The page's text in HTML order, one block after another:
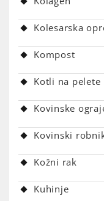
Kolesarska
Kompost
Kotli na pelete
Kovinske
Kovinski
Kožni rak
Kuhinje